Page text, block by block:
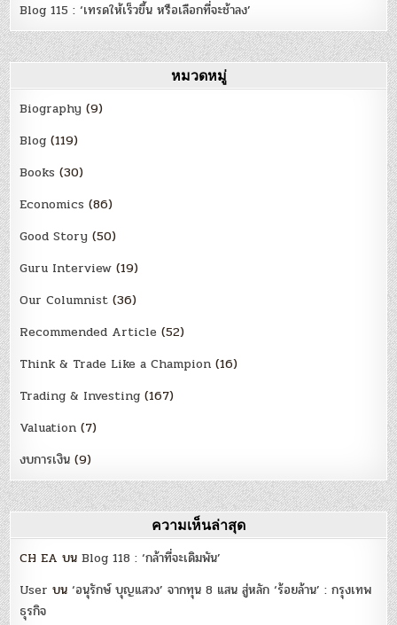
Blog 115 : ‘เทรดให้เร็วขึ้น หรือเลือกที่จะช้าลง’
หมวดหมู่
Biography (9)
Blog (119)
Books (30)
Economics (86)
Good Story (50)
Guru Interview (19)
Our Columnist (36)
Recommended Article (52)
Think & Trade Like a Champion (16)
Trading & Investing (167)
Valuation (7)
งบการเงิน (9)
ความเห็นล่าสุด
CH EA บนBlog 118 : ‘กล้าที่จะเดิมพัน’
User บน‘อนุรักษ์ บุญแสวง’ จากทุน 8 แสน สู่หลัก ‘ร้อยล้าน’ : กรุงเทพ
ธุรกิจ